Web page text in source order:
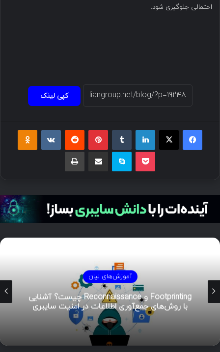
احتمالی جلوگیری شود.
کپی لینک
فیسبوک ایکس لینکداین پینتریست
پاکت اسکایپ چاپ
آموزش‌های لیان
هوش تهدیدات سایبری (CTI)؛ راهنمای جامع از
تحلیل تا مدیریت رخداد